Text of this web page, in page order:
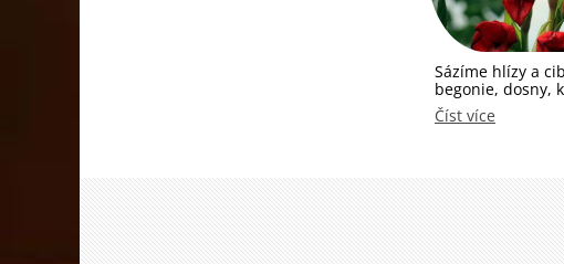
Sázíme hlízy a
begonie, dosny,
Číst více